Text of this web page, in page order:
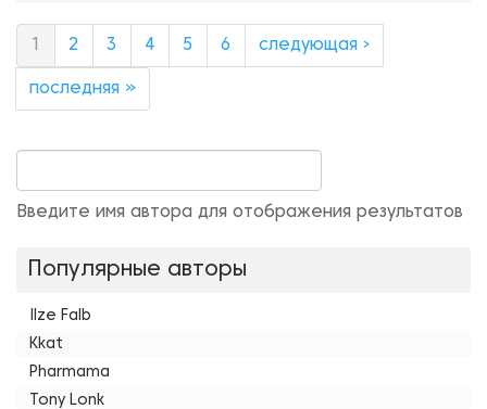
2 3 4 5 6 следующая ›
последняя »
Введите имя автора для отображения результатов
Популярные авторы
Ilze Falb
Kkat
Pharmama
Tony Lonk